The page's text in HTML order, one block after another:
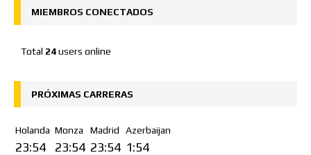
MIEMBROS CONECTADOS
Total 24users online
PRÓXIMAS CARRERAS
Holanda
23:54
Monza
23:54
Madrid
23:54
Azerbaijan
1:54